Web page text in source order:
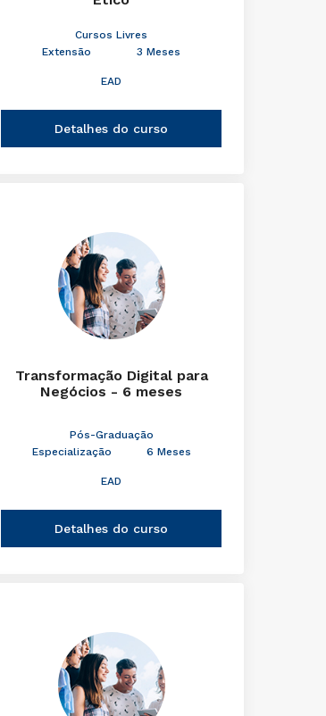
Cursos Livres
Extensão
3 Meses
EAD
Detalhes do curso
Transformação Digital para
Negócios - 6 meses
Pós-Graduação
Especialização
6 Meses
EAD
Detalhes do curso